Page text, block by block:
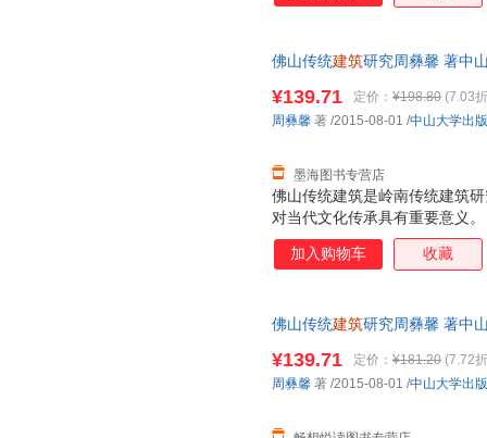
佛山传统建筑研究周彝馨 著中
佛山传统建筑是岭南传统建筑
对当代文化传承具有重要意义
史文化背景、佛山传统建筑历
佛山传统建筑形制特色、佛山
¥139.71 定价： ¥198.80 (7.03
墨海图书专营店
周彝馨 著 /2015-08-01 /中山大学出
加入购物车 收藏
佛山传统建筑研究周彝馨 著中
¥139.71 定价： ¥181.20 (7.72
周彝馨 著 /2015-08-01 /中山大学出